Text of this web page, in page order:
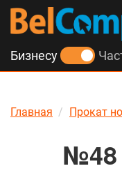
Бизнесу
Главная Прокат
№48